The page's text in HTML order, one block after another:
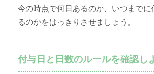
今の時点で何日あるのか、いつまでに
るのかをはっきりさせましょう。
付与日と日数のルールを確認し